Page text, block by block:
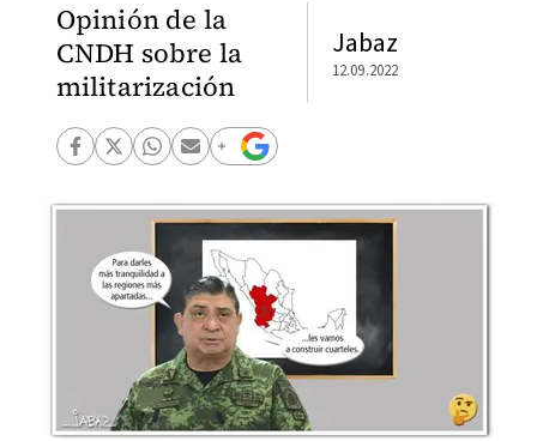
Opinión de la
CNDH sobre la
militarización
Jabaz
12.09.2022